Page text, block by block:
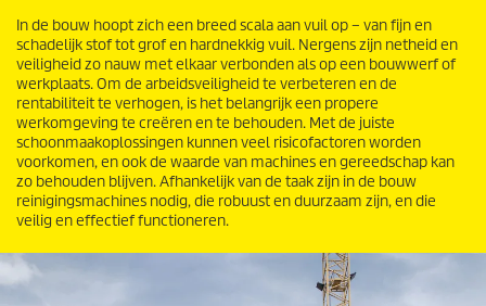
In de bouw hoopt zich een breed scala aan vuil op – van fijn en
schadelijk stof tot grof en hardnekkig vuil. Nergens zijn netheid en
veiligheid zo nauw met elkaar verbonden als op een bouwwerf of
werkplaats. Om de arbeidsveiligheid te verbeteren en de
rentabiliteit te verhogen, is het belangrijk een propere
werkomgeving te creëren en te behouden. Met de juiste
schoonmaakoplossingen kunnen veel risicofactoren worden
voorkomen, en ook de waarde van machines en gereedschap kan
zo behouden blijven. Afhankelijk van de taak zijn in de bouw
reinigingsmachines nodig, die robuust en duurzaam zijn, en die
veilig en effectief functioneren.